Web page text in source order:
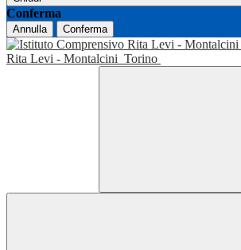
Conferma
Annulla Conferma
Rita Levi - Montalcini Torino